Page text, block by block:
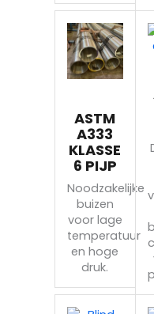
ASTM
A333
KLASSE
6 PIJP
Noodzakelijke
buizen
voor lage
temperatuur
en hoge
druk.